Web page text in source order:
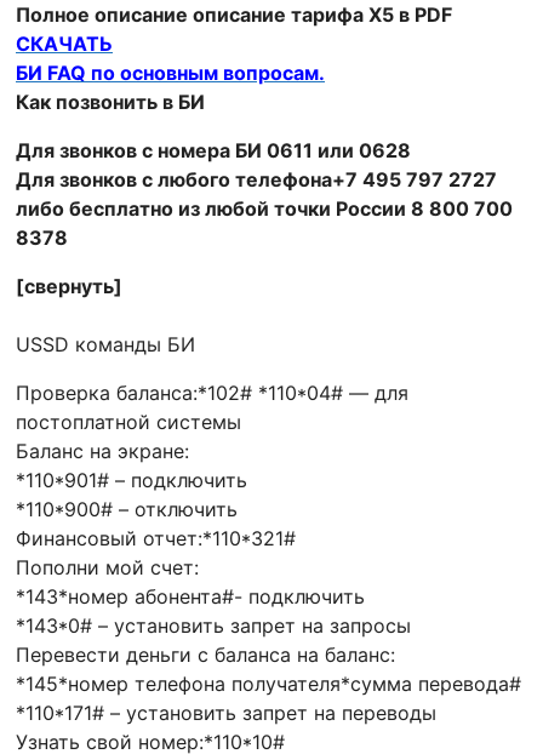
Полное описание описание тарифа Х5 в PDF
СКАЧАТЬ
БИ FAQ по основным вопросам.
Как позвонить в БИ
Для звонков с номера БИ 0611 или 0628
Для звонков с любого телефона+7 495 797 2727
либо бесплатно из любой точки России 8 800 700
8378
[свернуть]
USSD команды БИ
Проверка баланса:*102# *110*04# — для
постоплатной системы
Баланс на экране:
*110*901# – подключить
*110*900# – отключить
Финансовый отчет:*110*321#
Пополни мой счет:
*143*номер абонента#- подключить
*143*0# – установить запрет на запросы
Перевести деньги с баланса на баланс:
*145*номер телефона получателя*сумма перевода#
*110*171# – установить запрет на переводы
Узнать свой номер:*110*10#